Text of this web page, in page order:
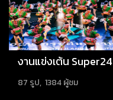
งานแข่งเต้น Super24
87 รูป, 1384 ผู้ชม